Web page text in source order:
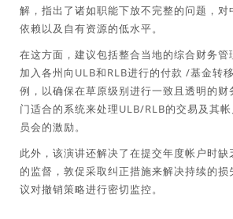
解，指出了诸如职能下放不完整的问题，对
依赖以及自有资源的低水平。
在这方面，建议包括整合当地的综合财务管
加入各州向ULB和RLB进行的付款 /基金转
例，以确保在草原级别进行一致且透明的财
门适合的系统来处理ULB/RLB的交易及其
员会的激励。
此外，该演讲还解决了在提交年度帐户时缺
的监督，敦促采取纠正措施来解决持续的损
议对撤销策略进行密切监控。